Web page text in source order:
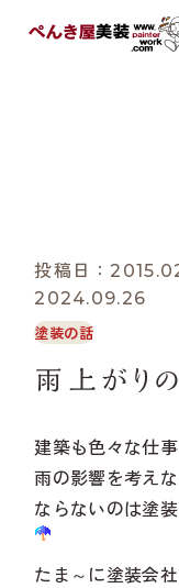
施工事例
お客様の声
Tel.
投稿日：
2024.09.26
塗装の話
雨上がり
建築も色々な仕
雨の影響を考え
ならないのは塗
たま～に塗装会